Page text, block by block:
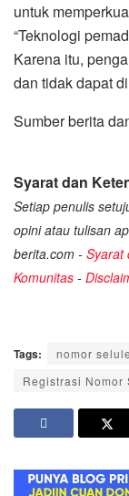
untuk
“Teknologi
Karena itu,
dan tidak dapat
Sumber berita
Syarat dan
Setiap penulis
opini atau tulisan
berita.com - Syarat
Komunitas -
Tags:
nomor
Registrasi Nomor